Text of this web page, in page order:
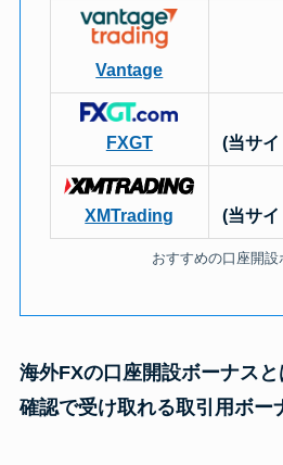
Vantage
FXGT
(当サイ
XMTrading
(当サイ
おすすめの口座開設
海外FXの口座開設ボーナス
確認で受け取れる取引用ボー